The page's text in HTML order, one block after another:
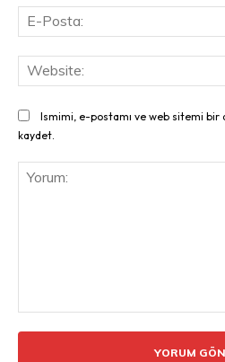
Ismimi, e-postamı ve web sitemi bir
kaydet.